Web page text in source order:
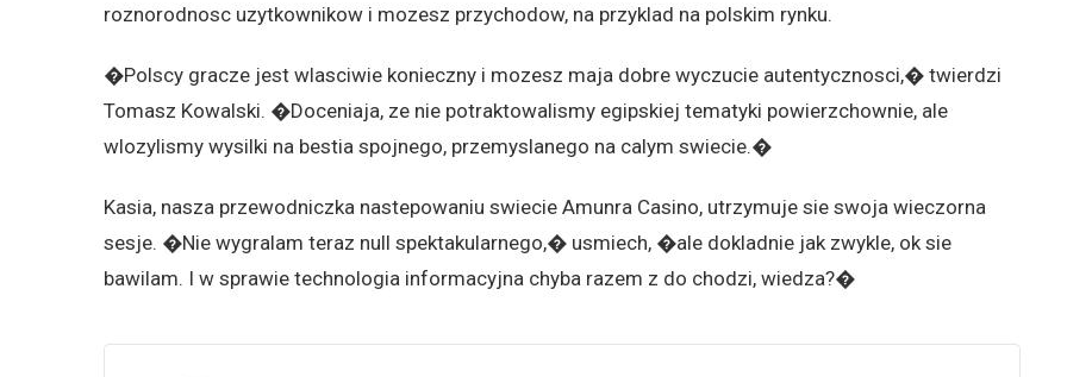
roznorodnosc uzytkownikow i mozesz przychodow, na przyklad na polskim rynku.
�Polscy gracze jest wlasciwie konieczny i mozesz maja dobre wyczucie autentycznosci,� twierdzi
Tomasz Kowalski. �Doceniaja, ze nie potraktowalismy egipskiej tematyki powierzchownie, ale
wlozylismy wysilki na bestia spojnego, przemyslanego na calym swiecie.�
Kasia, nasza przewodniczka nastepowaniu swiecie Amunra Casino, utrzymuje sie swoja wieczorna
sesje. �Nie wygralam teraz null spektakularnego,� usmiech, �ale dokladnie jak zwykle, ok sie
bawilam. I w sprawie technologia informacyjna chyba razem z do chodzi, wiedza?�